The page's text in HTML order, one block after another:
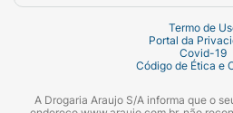
Termo de
Portal da
Covid-19
Código de Ética e
A Drogaria Araujo S/A informa que o